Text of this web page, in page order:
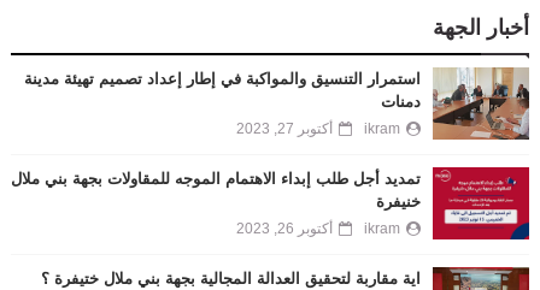
أخبار الجهة
استمرار التنسيق والمواكبة في إطار إعداد تصميم تهيئة مدينة
دمنات
ikram أكتوبر 27, 2023
تمديد أجل طلب إبداء الاهتمام الموجه للمقاولات بجهة بني ملال
خنيفرة
ikram أكتوبر 26, 2023
اية مقاربة لتحقيق العدالة المجالية بجهة بني ملال ختيفرة ؟